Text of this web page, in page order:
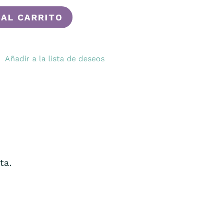
CARRITO
Añadir a la lista de deseos